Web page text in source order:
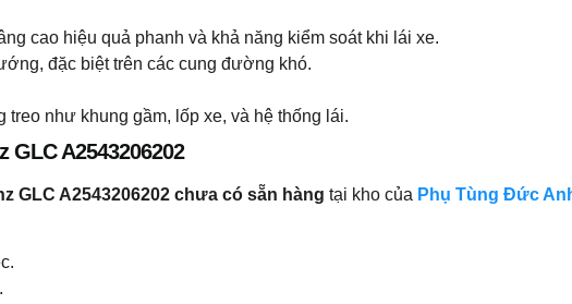
cao hiệu quả phanh và khả năng kiểm soát khi lái xe.
đặc biệt trên các cung đường khó.
treo như khung gầm, lốp xe, và hệ thống lái.
A2543206202
GLC A2543206202 chưa có sẵn hàng tại kho của Phụ Tùng Đức